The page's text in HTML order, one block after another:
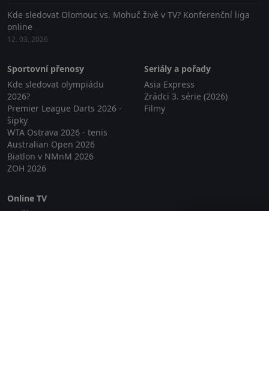
Kde sledovat Olomouc vs. Mohuč živě v TV? Konferenční liga
online
12. 03. 2026
Sportovní přenosy
Kde sledovat olympiádu
2026?
Premier League Darts 2026 -
šipky
WTA Ostrava 2026 - tenis
Australian Open 2026
Biatlon v NMnM 2026
ZOH 2026
Seriály a pořady
Asia Express
Zrádci 3. série (2026)
Filmy
Online TV
Lepší.TV